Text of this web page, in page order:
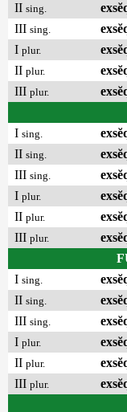
II sing.
III sing.
I plur.
II plur.
III plur.
I sing.
II sing.
III sing.
I plur.
II plur.
III plur.
I sing.
II sing.
III sing.
I plur.
II plur.
III plur.